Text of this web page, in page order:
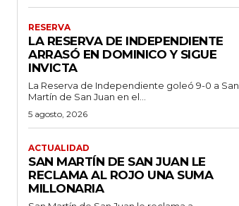
RESERVA
LA RESERVA DE INDEPENDIENTE
ARRASÓ EN DOMINICO Y SIGUE
INVICTA
La Reserva de Independiente goleó 9-0 a San
Martín de San Juan en el...
5 agosto, 2026
ACTUALIDAD
SAN MARTÍN DE SAN JUAN LE
RECLAMA AL ROJO UNA SUMA
MILLONARIA